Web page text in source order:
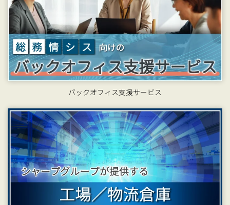
バックオフィス支援サービス